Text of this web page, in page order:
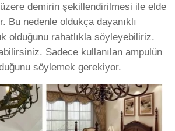
demirin şekillendirilmesi ile elde
Bu nedenle oldukça dayanıklı
olduğunu rahatlıkla söyleyebiliriz.
Sadece kullanılan ampulün
söylemek gerekiyor.